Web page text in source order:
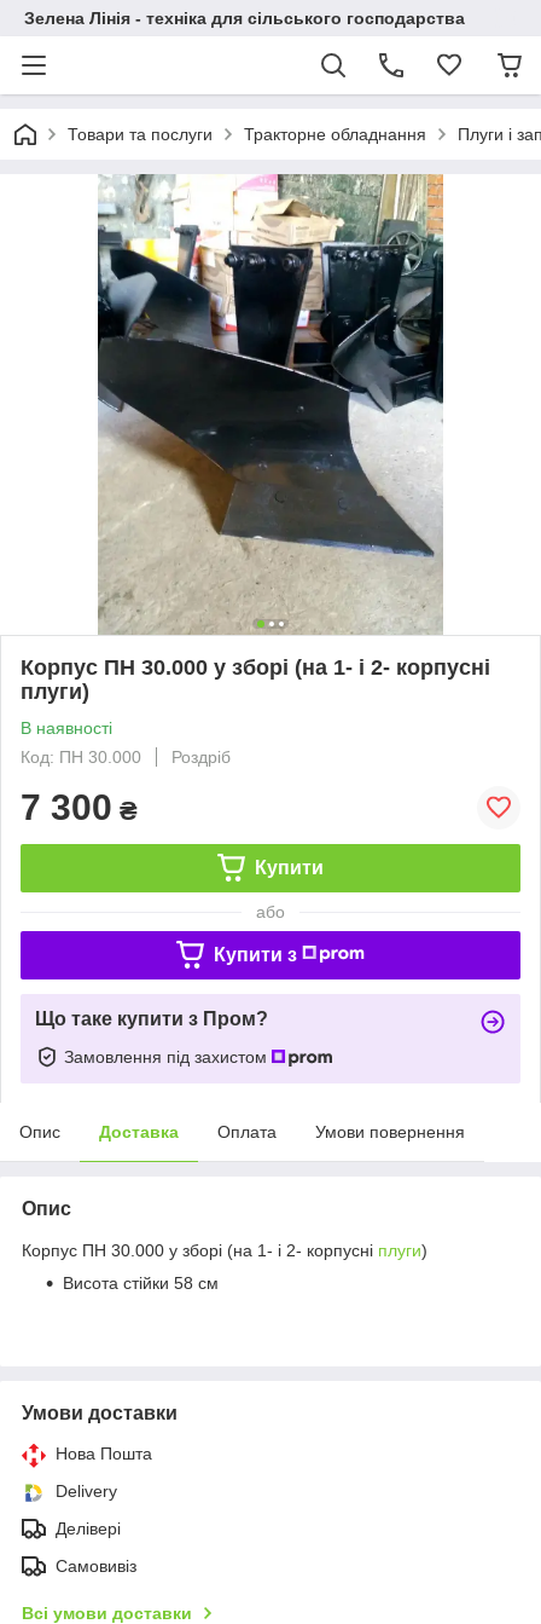
Зелена Лінія - техніка для сільського господарства
Товари та послуги Тракторне обладнання Плуги і
Корпус ПН 30.000 у зборі (на 1- і 2- корпусні
плуги)
В наявності
Код: ПН 30.000
Роздріб
7 300 ₴
Купити
або
Купити з
Що таке купити з Пром?
Замовлення під захистом
Опис Доставка Оплата Умови повернення
Опис
Корпус ПН 30.000 у зборі (на 1- і 2- корпусні плуги)
Висота стійки 58 см
Умови доставки
Нова Пошта
Delivery
Делівері
Самовивіз
Всі умови доставки